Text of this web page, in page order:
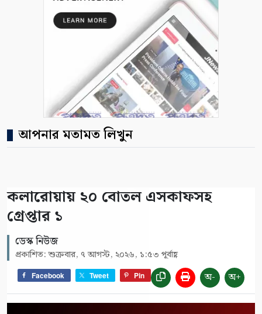
আপনার মতামত লিখুন
কলারোয়ায় ২০ বোতল এসকাফসহ
গ্রেপ্তার ১
ডেস্ক নিউজ
প্রকাশিত: শুক্রবার, ৭ আগস্ট, ২০২৬, ১:৫৩ পূর্বাহ্ণ
Facebook Tweet Pin অ- অ+